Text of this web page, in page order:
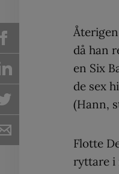
då han
en Six
de sex
(Hann,
Flotte
ryttare i